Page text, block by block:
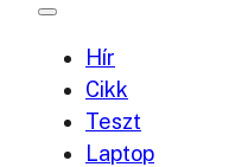
Hír
Cikk
Teszt
Laptop